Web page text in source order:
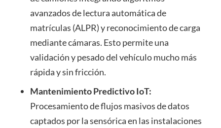
avanzados de lectura automática de
matrículas (ALPR) y reconocimiento de carga
mediante cámaras. Esto permite una
validación y pesado del vehículo mucho más
rápida y sin fricción.
Mantenimiento Predictivo IoT:
Procesamiento de flujos masivos de datos
captados por la sensórica en las instalaciones